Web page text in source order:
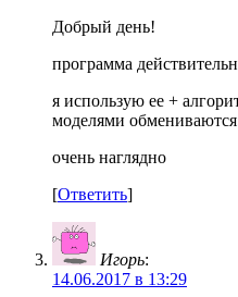
Добрый день!
программа
я использую ее +
моделями
очень наглядно
[Ответить]
Игорь:
14.06.2017 в 13:29